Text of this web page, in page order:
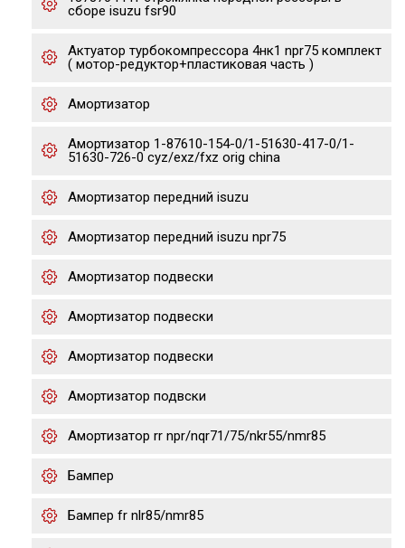
сборе isuzu fsr90
Актуатор турбокомпрессора 4нк1 npr75 комплект
( мотор-редуктор+пластиковая часть )
Амортизатор
Амортизатор 1-87610-154-0/1-51630-417-0/1-
51630-726-0 cyz/exz/fxz orig china
Амортизатор передний isuzu
Амортизатор передний isuzu npr75
Амортизатор подвески
Амортизатор подвески
Амортизатор подвески
Амортизатор подвски
Амортизатор rr npr/nqr71/75/nkr55/nmr85
Бампер
Бампер fr nlr85/nmr85